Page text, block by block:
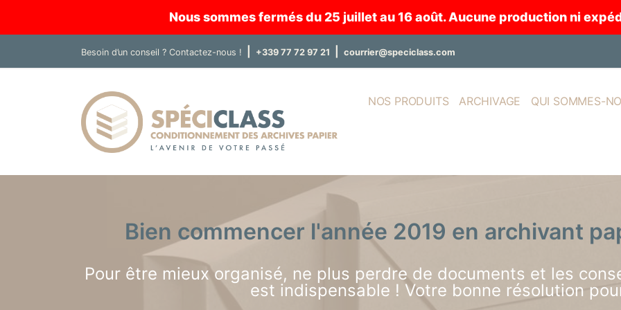
Nous sommes fermés du 25 juillet au 16 août. Aucune production ni
Besoin d’un conseil ? Contactez-nous ! +339 77 72 97 21 courrier@speciclass.com
NOS PRODUITS ARCHIVAGE QUI SOMMES-
Bien commencer l'année 2019 en archivant
Pour être mieux organisé, ne plus perdre de documents et les
est indispensable ! Votre bonne résolution